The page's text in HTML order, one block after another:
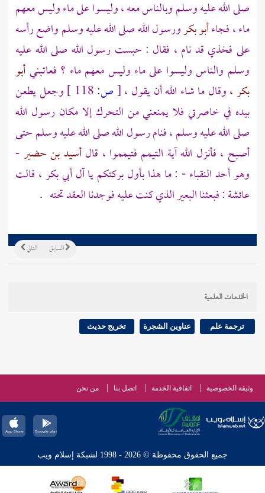
صلى الله عليه وسلم وبالناس معه ، وليسوا على ماء وليس معهم
ماء ، فجاءأبو بكرورسول الله صلى الله عليه وسلم واضع رأسه
على فخذي قد نام ، فقال : حبست رسول الله صلى الله عليه
وسلم والناس وليسوا على ماء وليس معهم ماء ؟ فعاتبنيأبو
بكر ،وقال ما شاء الله أن يقول ،[ص:
وجعل يطعن
بيده في خاصرتي فلا يمنعني من التحرك إلا مكان رسول الله
صلى الله عليه وسلم ، فنام رسول الله صلى الله عليه وسلم حتى
أصبح ، فأنزل الله آية التيمم فتيمموا ، قالأسيد بن حضير-
وهو أحد النقباء - : ما هذا بأول بركتكم ياآل أبي بكر، قالت
عائشة: فبعثنا البعير الذي كنت عليه فوجدنا العقد تحته .
التالي السابق
الخدمات العلمية
ترجمة علم عناوين الشجرة تخريج حديث
وثيقة الخصوصية اتفاقية الخدمة اتصل بنا من نحن
جميع الحقوق محفوظة © 2026 - 1998 لشبكة إسلام ويب